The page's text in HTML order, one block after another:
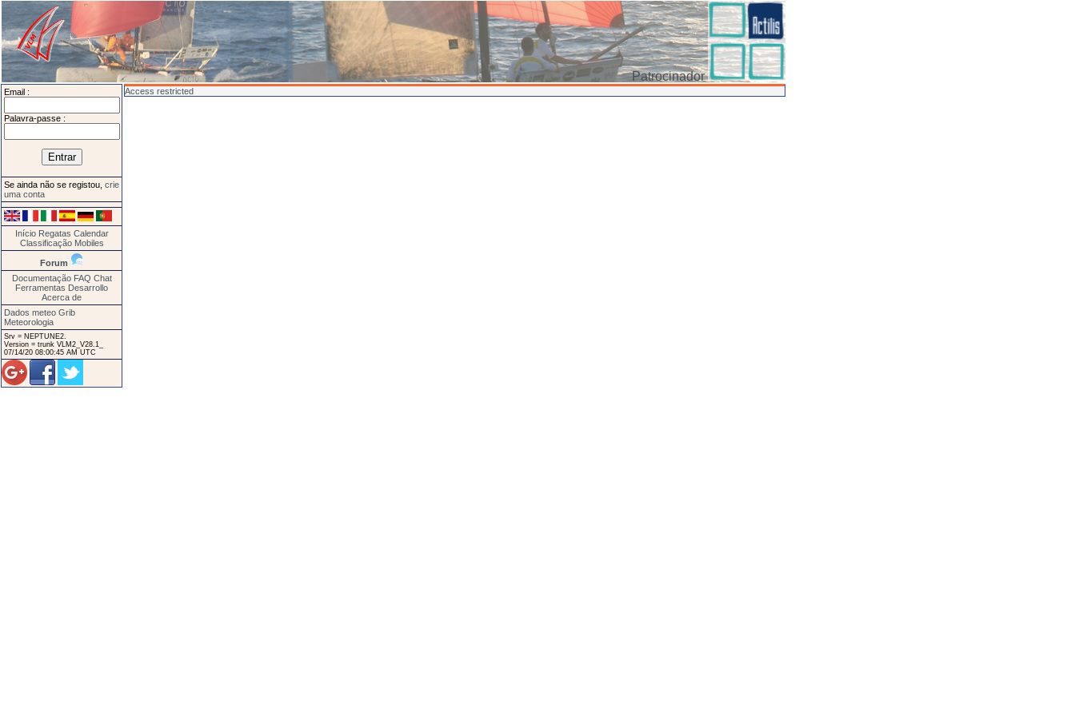
Patrocinador
Email :
Palavra-passe :
Se ainda não se registou, crie
uma conta
Início Regatas Calendar
Classificação Mobiles
Forum
Documentação FAQ Chat
Ferramentas Desarrollo
Acerca de
Dados meteo Grib
Meteorologia
Srv = NEPTUNE2.
Version = trunk VLM2_V28.1_
07/14/20 08:00:45 AM UTC
Access restricted